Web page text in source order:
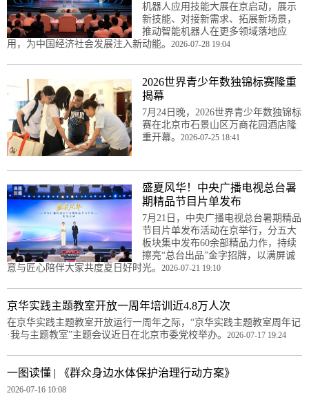
机器人应用技能大展在京启动，展示
新技能、对接新需求、拓展新场景，
推动智能机器人在更多领域落地应
用，为中国经济社会发展注入新动能。 2026-07-28 19:04
2026世界青少年数独锦标赛隆重
揭幕
7月24日晚，2026世界青少年数独锦标
赛在北京市石景山区万商花园酒店隆
重开幕。 2026-07-25 18:41
盛夏风华！中央广播电视总台暑
期精品节目片单发布
7月21日，中央广播电视总台暑期精品
节目片单发布活动在京举行，分五大
板块集中发布60余部精品力作，持续
擦亮“总台出品”金字招牌，以满屏诚
意与匠心陪伴大家共度夏日好时光。 2026-07-21 19:10
京华实践主题教室开放一周年培训近4.8万人次
在京华实践主题教室开放运行一周年之际，“京华实践主题教室周年记
·我与主题教室”主题会议近日在北京市委党校举办。 2026-07-17 19:24
一图读懂 | 《群众身边水体保护治理行动方案》
2026-07-16 10:08